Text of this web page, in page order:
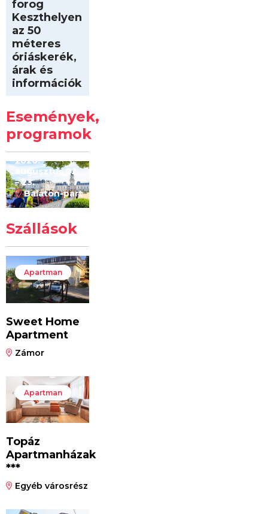
forog
Keszthelyen
az 50
méteres
óriáskerék,
árak és
információk
Események,
programok
Kilóméterek
2026
2026.
augusztus 22
– 23.
Balaton-part
Szállások
Apartman
Sweet Home
Apartment
Zámor
Apartman
Topáz
Apartmanházak
***
Egyéb városrész